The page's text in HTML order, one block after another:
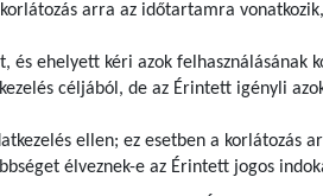
arra az időtartamra
és ehelyett kéri azok felhasználásának
céljából, de az Érintett igényli
ellen; ez esetben a korlátozás
élveznek-e az Érintett jogos